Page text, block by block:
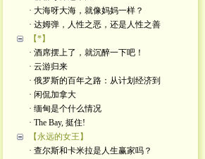
· 大海呀大海，就像妈妈一样？
· 达姆弹，人性之恶，还是人性之善
【*】
· 酒席摆上了，就沉醉一下吧！
· 云游归来
· 俄罗斯的百年之路：从计划经济到
· 闲侃加拿大
· 缅甸是个什么情况
· The Bay, 挺住!
【永远的女王】
· 查尔斯和卡米拉是人生赢家吗？